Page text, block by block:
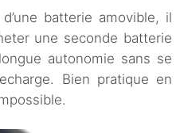
batterie amovible, il
une seconde batterie
autonomie sans se
Bien pratique en